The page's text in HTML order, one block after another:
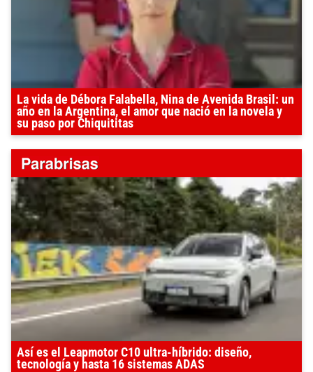
La vida de Débora Falabella, Nina de Avenida Brasil: un
año en la Argentina, el amor que nació en la novela y
su paso por Chiquititas
Así es el Leapmotor C10 ultra-híbrido: diseño,
tecnología y hasta 16 sistemas ADAS